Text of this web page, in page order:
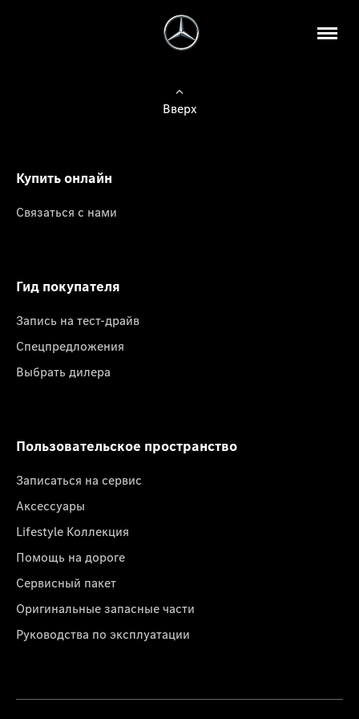
Вверх
Купить онлайн
Связаться с нами
Гид покупателя
Запись на тест-драйв
Спецпредложения
Выбрать дилера
Пользовательское пространство
Записаться на сервис
Аксессуары
Lifestyle Коллекция
Помощь на дороге
Сервисный пакет
Оригинальные запасные части
Руководства по эксплуатации